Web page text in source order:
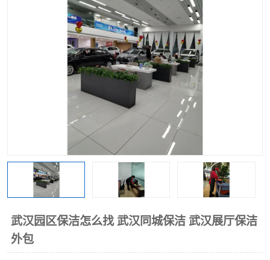
武汉园区保洁怎么找 武汉同城保洁 武汉展厅保洁
外包